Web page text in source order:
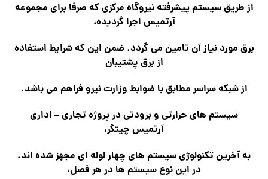
از طریق سیستم پیشرفته نیروگاه مرکزی که صرفا برای مجموعه
آرتمیس اجرا گردیده،
برق مورد نیاز آن تامین می گردد. ضمن این که شرایط استفاده
از برق پشتیبان
از شبکه سراسر مطابق با ضوابط وزارت نیرو فراهم می باشد.
سیستم های حرارتی و برودتی در پروژه تجاری – اداری
آرتمیس چیتگر،
به آخرین تکنولوژی سیستم های چهار لوله ای مجهز شده اند.
در این نوع سیستم ها در هر فصل،